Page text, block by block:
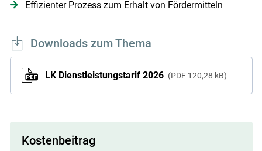
Effizienter Prozess zum Erhalt von Fördermitteln
Downloads zum Thema
LK Dienstleistungstarif 2026 PDF 120,28 kB
Kostenbeitrag